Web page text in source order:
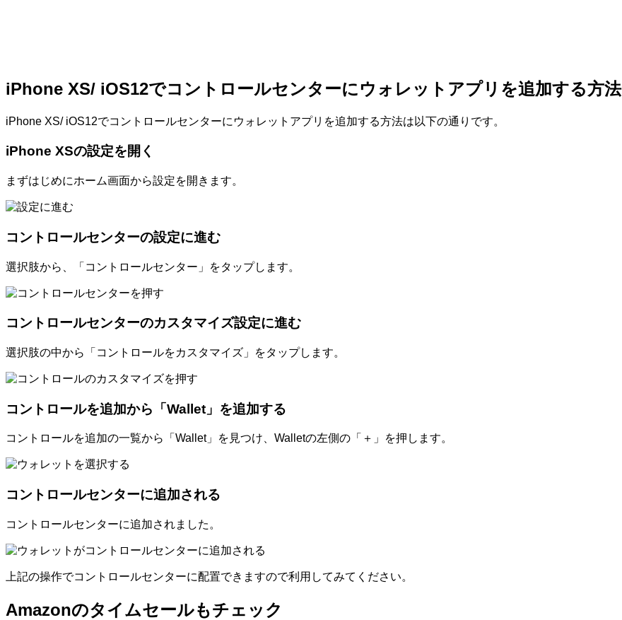
iPhone XS/ iOS12でコントロールセンターにウォレットアプリを追加する方法
iPhone XS/ iOS12でコントロールセンターにウォレットアプリを追加する方法は以下の通りです。
iPhone XSの設定を開く
まずはじめにホーム画面から設定を開きます。
コントロールセンターの設定に進む
選択肢から、「コントロールセンター」をタップします。
コントロールセンターのカスタマイズ設定に進む
選択肢の中から「コントロールをカスタマイズ」をタップします。
コントロールを追加から「Wallet」を追加する
コントロールを追加の一覧から「Wallet」を見つけ、Walletの左側の「＋」を押します。
コントロールセンターに追加される
コントロールセンターに追加されました。
上記の操作でコントロールセンターに配置できますので利用してみてください。
Amazonのタイムセールもチェック